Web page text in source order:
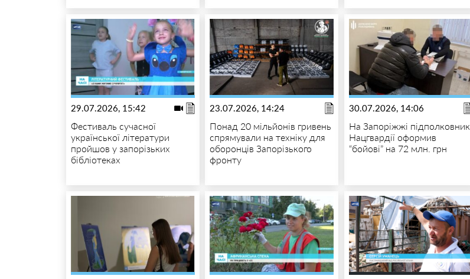
29.07.2026, 15:42
Фестиваль сучасної
української літератури
пройшов у запорізьких
бібліотеках
23.07.2026, 14:24
Понад 20 мільйонів гривень
спрямували на техніку для
оборонців Запорізького
фронту
30.07.2026, 14:06
На Запоріжжі підполковник
Нацгвардії оформив
“бойові” на 72 млн. грн